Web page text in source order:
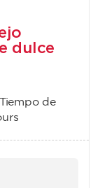
dulce
de